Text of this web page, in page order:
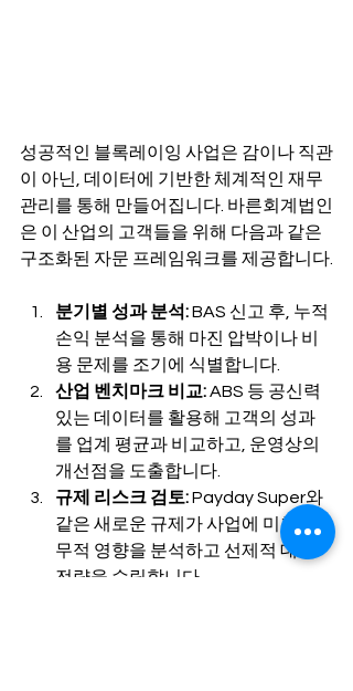
성공적인 블록레이잉 사업은 감이나 직관
이 아닌, 데이터에 기반한 체계적인 재무
관리를 통해 만들어집니다. 바른회계법인
은 이 산업의 고객들을 위해 다음과 같은
구조화된 자문 프레임워크를 제공합니다.
분기별 성과 분석: BAS 신고 후, 누적
손익 분석을 통해 마진 압박이나 비
용 문제를 조기에 식별합니다.
산업 벤치마크 비교: ABS 등 공신력
있는 데이터를 활용해 고객의 성과
를 업계 평균과 비교하고, 운영상의
개선점을 도출합니다.
규제 리스크 검토: Payday Super와
같은 새로운 규제가 사업에 미칠 재
무적 영향을 분석하고 선제적 대응
전략을 수립합니다.